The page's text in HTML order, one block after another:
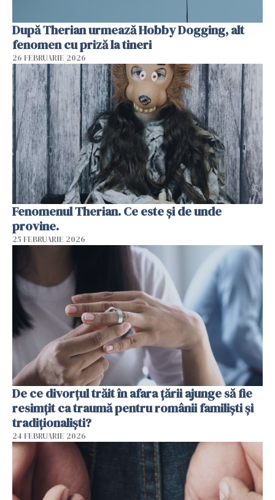
După Therian urmează Hobby Dogging, alt
fenomen cu priză la tineri
26 FEBRUARIE 2026
Fenomenul Therian. Ce este și de unde
provine.
25 FEBRUARIE 2026
De ce divorțul trăit în afara țării ajunge să fie
resimțit ca traumă pentru românii familiști și
tradiționaliști?
24 FEBRUARIE 2026